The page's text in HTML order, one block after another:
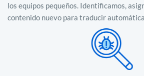
los equipos pequeños. Identificamos,
contenido nuevo para traducir